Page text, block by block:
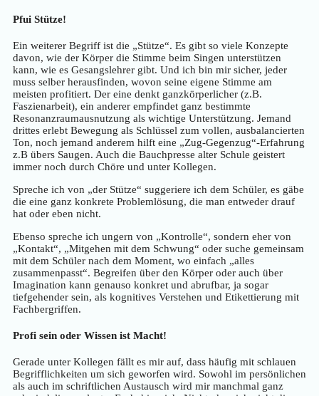
Pfui Stütze!
Ein weiterer Begriff ist die „Stütze“. Es gibt so viele Konzepte
davon, wie der Körper die Stimme beim Singen unterstützen
kann, wie es Gesangslehrer gibt. Und ich bin mir sicher, jeder
muss selber herausfinden, wovon seine eigene Stimme am
meisten profitiert. Der eine denkt ganzkörperlicher (z.B.
Faszienarbeit), ein anderer empfindet ganz bestimmte
Resonanzraumausnutzung als wichtige Unterstützung. Jemand
drittes erlebt Bewegung als Schlüssel zum vollen, ausbalancierten
Ton, noch jemand anderem hilft eine „Zug-Gegenzug“-Erfahrung
z.B übers Saugen. Auch die Bauchpresse alter Schule geistert
immer noch durch Chöre und unter Kollegen.
Spreche ich von „der Stütze“ suggeriere ich dem Schüler, es gäbe
die eine ganz konkrete Problemlösung, die man entweder drauf
hat oder eben nicht.
Ebenso spreche ich ungern von „Kontrolle“, sondern eher von
„Kontakt“, „Mitgehen mit dem Schwung“ oder suche gemeinsam
mit dem Schüler nach dem Moment, wo einfach „alles
zusammenpasst“. Begreifen über den Körper oder auch über
Imagination kann genauso konkret und abrufbar, ja sogar
tiefgehender sein, als kognitives Verstehen und Etikettierung mit
Fachbergriffen.
Profi sein oder Wissen ist Macht!
Gerade unter Kollegen fällt es mir auf, dass häufig mit schlauen
Begrifflichkeiten um sich geworfen wird. Sowohl im persönlichen
als auch im schriftlichen Austausch wird mir manchmal ganz